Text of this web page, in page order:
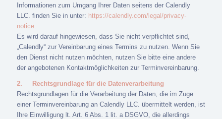
Informationen zum Umgang Ihrer Daten seitens der Calendly
LLC. finden Sie in unter: https://calendly.com/legal/privacy-
notice.
Es wird darauf hingewiesen, dass Sie nicht verpflichtet sind,
„Calendly“ zur Vereinbarung eines Termins zu nutzen. Wenn Sie
den Dienst nicht nutzen möchten, nutzen Sie bitte eine andere
der angebotenen Kontaktmöglichkeiten zur Terminvereinbarung.
2.
Rechtsgrundlage für die Datenverarbeitung
Rechtsgrundlagen für die Verarbeitung der Daten, die im Zuge
einer Terminvereinbarung an Calendly LLC. übermittelt werden, ist
Ihre Einwilligung lt. Art. 6 Abs. 1 lit. a DSGVO, die allerdings